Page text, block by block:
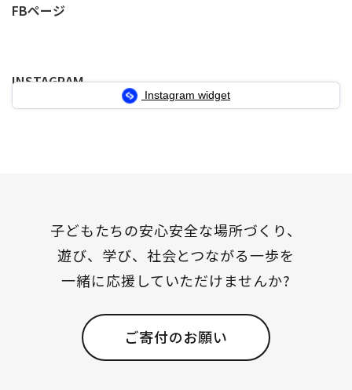
FBページ
INSTAGRAM
Instagram widget
子どもたちの安心安全な場所づくり、
遊び、学び、社会とつながる一歩を
一緒に応援していただけませんか?
ご寄付のお願い